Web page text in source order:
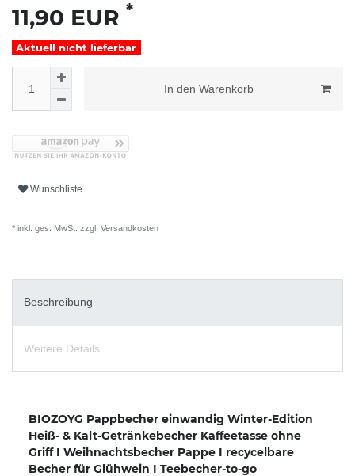
11,90 EUR *
Aktuell nicht lieferbar
In den Warenkorb
Wunschliste
* inkl. ges. MwSt. zzgl. Versandkosten
Beschreibung
Weitere Details
BIOZOYG Pappbecher einwandig Winter-Edition
Heiß- & Kalt-Getränkebecher Kaffeetasse ohne
Griff I Weihnachtsbecher Pappe I recycelbare
Becher für Glühwein I Teebecher-to-go